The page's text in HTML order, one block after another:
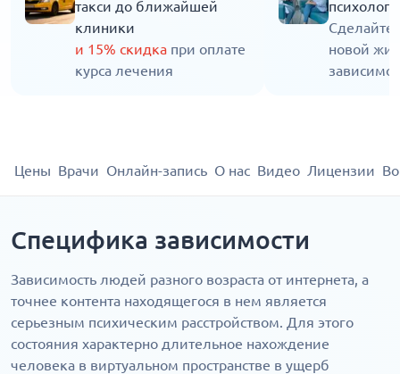
такси до ближайшей
клиники
и 15% скидка при оплате
курса лечения
психолога
Сделайте
новой
Цены Врачи Онлайн-запись О нас Видео Лицензии
Специфика зависимости
Зависимость людей разного возраста от интернета, а
точнее контента находящегося в нем является
серьезным психическим расстройством. Для этого
состояния характерно длительное нахождение
человека в виртуальном пространстве в ущерб